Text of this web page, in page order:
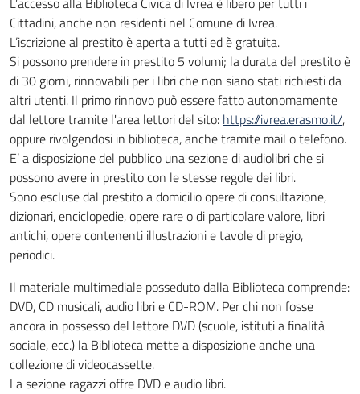
Cittadini, anche non residenti nel Comune di Ivrea.
L’iscrizione al prestito è aperta a tutti ed è gratuita.
Si possono prendere in prestito 5 volumi; la durata del prestito è
di 30 giorni, rinnovabili per i libri che non siano stati richiesti da
altri utenti. Il primo rinnovo può essere fatto autonomamente
dal lettore tramite l'area lettori del sito: https://ivrea.erasmo.it/,
oppure rivolgendosi in biblioteca, anche tramite mail o telefono.
E’ a disposizione del pubblico una sezione di audiolibri che si
possono avere in prestito con le stesse regole dei libri.
Sono escluse dal prestito a domicilio opere di consultazione,
dizionari, enciclopedie, opere rare o di particolare valore, libri
antichi, opere contenenti illustrazioni e tavole di pregio,
periodici.
Il materiale multimediale posseduto dalla Biblioteca comprende:
DVD, CD musicali, audio libri e CD-ROM. Per chi non fosse
ancora in possesso del lettore DVD (scuole, istituti a finalità
sociale, ecc.) la Biblioteca mette a disposizione anche una
collezione di videocassette.
La sezione ragazzi offre DVD e audio libri.